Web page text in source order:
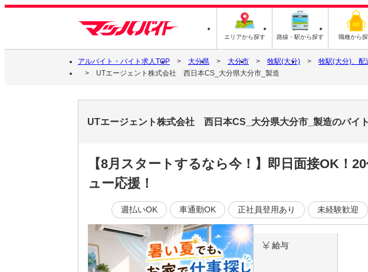
エリアから探す 路線・駅から探す 職種から
アルバイト・バイト求人TOP 大分県 大分市 牧駅(大分) 牧駅(大分)、配
UTエージェント株式会社 西日本CS_大分県大分市_製造
UTエージェント株式会社 西日本CS_大分県大分市_製造のバイ
【8月スタートするなら今！】即日面接OK！
ュー応援！
週払いOK 車通勤OK 正社員登用あり 未経験歓迎
給与